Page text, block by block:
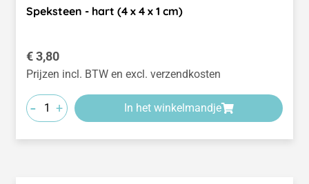
Speksteen - hart (4 x 4 x 1 cm)
Normale prijs:
€ 3,80
Prijzen incl. BTW en excl. verzendkosten
- + In het winkelmandje